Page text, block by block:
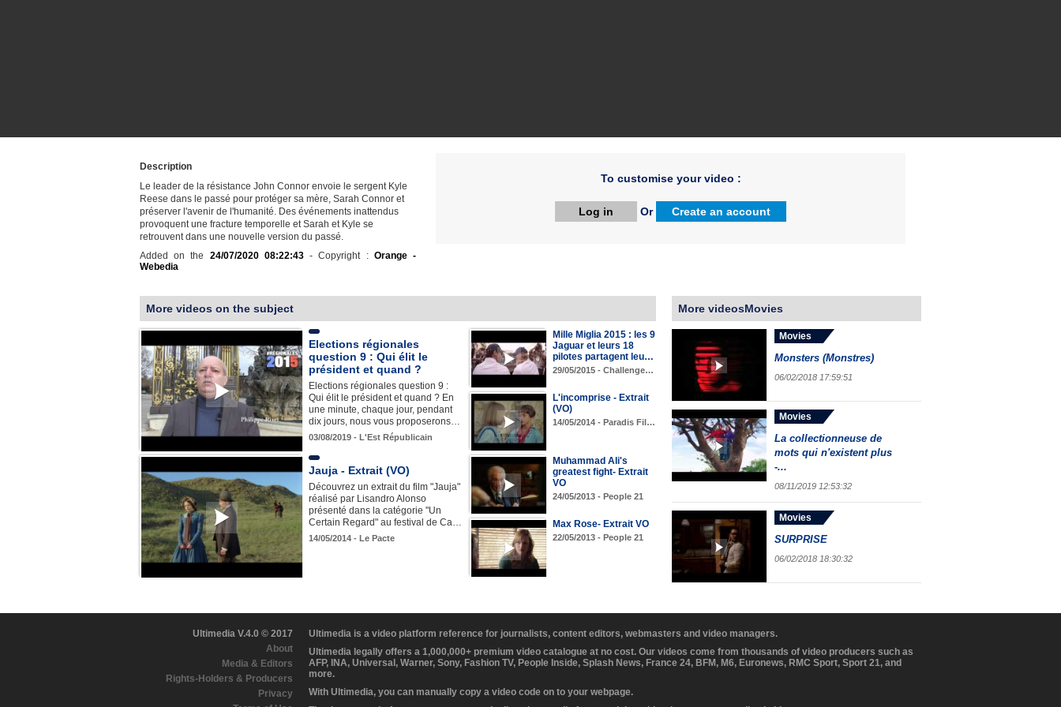
Description
Le leader de la résistance John Connor envoie le sergent Kyle
Reese dans le passé pour protéger sa mère, Sarah Connor et
préserver l'avenir de l'humanité. Des événements inattendus
provoquent une fracture temporelle et Sarah et Kyle se
retrouvent dans une nouvelle version du passé.
Added on the 24/07/2020 08:22:43- Copyright : Orange -
Webedia
To customise your video :
Log in Or Create an account
More videos on the subject
Elections régionales
question 9 : Qui élit le
président et quand ?
Elections régionales question 9 :
Qui élit le président et quand ? En
une minute, chaque jour, pendant
dix jours, nous vous proposerons…
03/08/2019 - L'Est Républicain
Mille Miglia 2015 : les 9
Jaguar et leurs 18
pilotes partagent leu…
29/05/2015 - Challenge…
L'incomprise - Extrait
(VO)
14/05/2014 - Paradis Fil…
Jauja - Extrait (VO)
Découvrez un extrait du film "Jauja"
réalisé par Lisandro Alonso
présenté dans la catégorie "Un
Certain Regard" au festival de Ca…
14/05/2014 - Le Pacte
Muhammad Ali's
greatest fight- Extrait
VO
24/05/2013 - People 21
Max Rose- Extrait VO
22/05/2013 - People 21
More videosMovies
Movies
Monsters (Monstres)
06/02/2018 17:59:51
Movies
La collectionneuse de
mots qui n'existent plus
-...
08/11/2019 12:53:32
Movies
SURPRISE
06/02/2018 18:30:32
Ultimedia V.4.0 © 2017
About
Media & Editors
Rights-Holders & Producers
Privacy
Ultimedia is a video platform reference for journalists, content editors, webmasters and video managers.
Ultimedia legally offers a 1,000,000+ premium video catalogue at no cost. Our videos come from thousands of video producers such as
AFP, INA, Universal, Warner, Sony, Fashion TV, People Inside, Splash News, France 24, BFM, M6, Euronews, RMC Sport, Sport 21, and
more.
With Ultimedia, you can manually copy a video code on to your webpage.